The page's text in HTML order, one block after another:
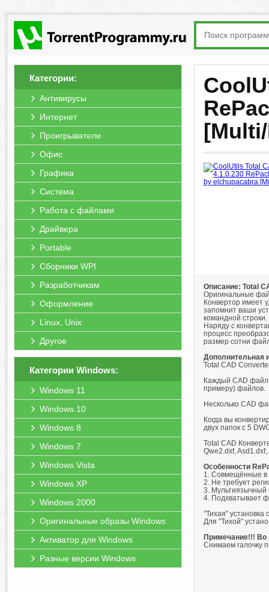
Категории:
Антивирусы
Интернет
Проигрыватели
Офис
Графика
Система
Работа с файлами
Драйвера
Portable
Сборники WPI
Разработчикам
Оформление
Linux, Unix
Другое
Категории Windows:
Windows 11
Windows 10
Windows 8
Windows 7
Windows Vista
Windows XP
Windows 2000
Оригинальные образы Windows
Активатор для Windows
Разные версии Windows
Описание: Total
Оригинальные
Конвертор имеет
запомнит ваши
командной строки.
Наряду с
процесс
размер сотни
Дополнительная
Total CAD
Каждый CAD файл
примеру) файлов.
Несколько CAD
Когда вы
двух папок с 5
Total CAD
Qwe2.dxf,
Особенности
1. Совмещённые в
2. Не требует
3. Мультиязычный
4. Подхватывает
"Тихая"
Для "Тихой"
Примечание!!! Во
Снимаем галочку